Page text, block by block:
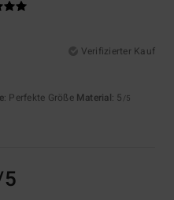
Verifizierter Kauf
: Perfekte Größe Material: 5 /5